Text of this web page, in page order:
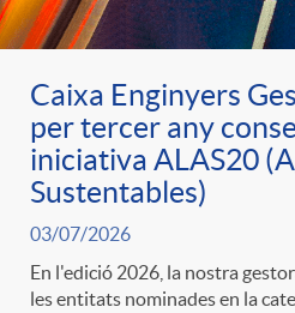
t
s
Caixa Enginyers
per tercer any
iniciativa ALAS20
Sustentables)
03/07/2026
En l'edició 2026, la nostra
les entitats nominades en la